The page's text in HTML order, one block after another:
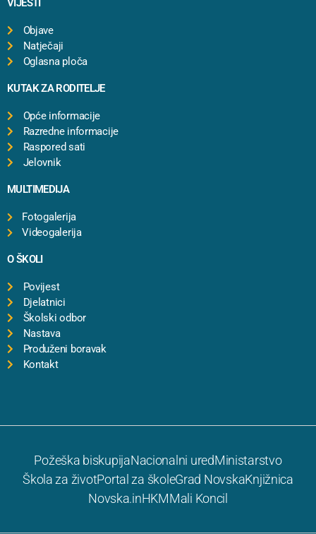
VIJESTI
Objave
Natječaji
Oglasna ploča
KUTAK ZA RODITELJE
Opće informacije
Razredne informacije
Raspored sati
Jelovnik
MULTIMEDIJA
Fotogalerija
Videogalerija
O ŠKOLI
Povijest
Djelatnici
Školski odbor
Nastava
Produženi boravak
Kontakt
Požeška biskupijaNacionalni uredMinistarstvo
Škola za životPortal za školeGrad NovskaKnjižnica
Novska.inHKMMali Koncil